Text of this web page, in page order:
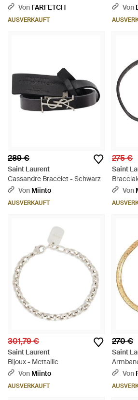
WeißVon FARFETCH
AUSVERKAUFT
Von
289 €
Saint Laurent
Cassandre Bracelet - Schwarz
Von Miinto
AUSVERKAUFT
275 €
Saint
WeißVon
301,79 €
Saint Laurent
Bijoux - Mettallic
Von Miinto
AUSVERKAUFT
270 €
Saint
Von